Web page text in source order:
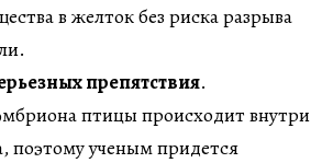
в желток без риска разрыва
препятствия.
птицы происходит внутри
поэтому ученым придется